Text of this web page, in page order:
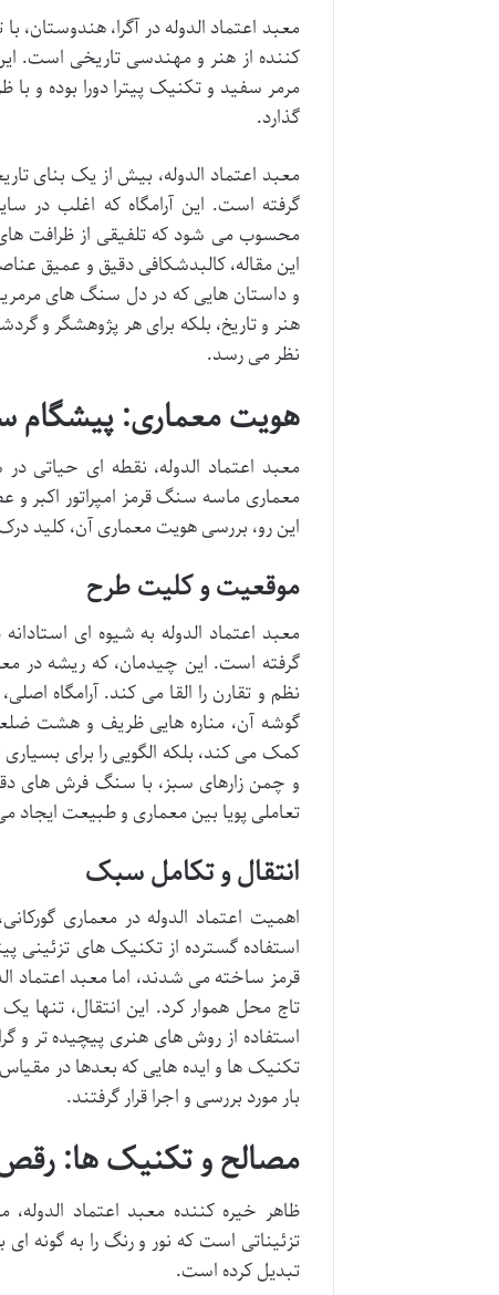
معبد اعتماد الدوله در آگرا،
کننده از هنر و مهندسی تاریخی است.
مرمر سفید و تکنیک پیترا دورا بوده و
گذارد.
معبد اعتماد الدوله، بیش از یک بنای
گرفته است. این آرامگاه که اغلب در
محسوب می شود که تلفیقی از ظرافت
این مقاله، کالبدشکافی دقیق و عمیق
و داستان هایی که در دل سنگ های
هنر و تاریخ، بلکه برای هر پژوهشگر و
نظر می رسد.
هویت معماری: پیشگام
معبد اعتماد الدوله، نقطه ای حیاتی
معماری ماسه سنگ قرمز امپراتور اکبر
این رو، بررسی هویت معماری آن، کلید
موقعیت و کلیت طرح
معبد اعتماد الدوله به شیوه ای
گرفته است. این چیدمان، که ریشه در
نظم و تقارن را القا می کند. آرامگاه
گوشه آن، مناره هایی ظریف و هشت
کمک می کند، بلکه الگویی را برای
و چمن زارهای سبز، با سنگ فرش های
تعاملی پویا بین معماری و طبیعت ایجاد
انتقال و تکامل سبک
اهمیت اعتماد الدوله در معماری
استفاده گسترده از تکنیک های تزئینی
قرمز ساخته می شدند، اما معبد اعتماد
تاج محل هموار کرد. این انتقال، تنها
استفاده از روش های هنری پیچیده تر و
تکنیک ها و ایده هایی که بعدها در
بار مورد بررسی و اجرا قرار گرفتند.
مصالح و تکنیک ها:
ظاهر خیره کننده معبد اعتماد
تزئیناتی است که نور و رنگ را به گونه
تبدیل کرده است.